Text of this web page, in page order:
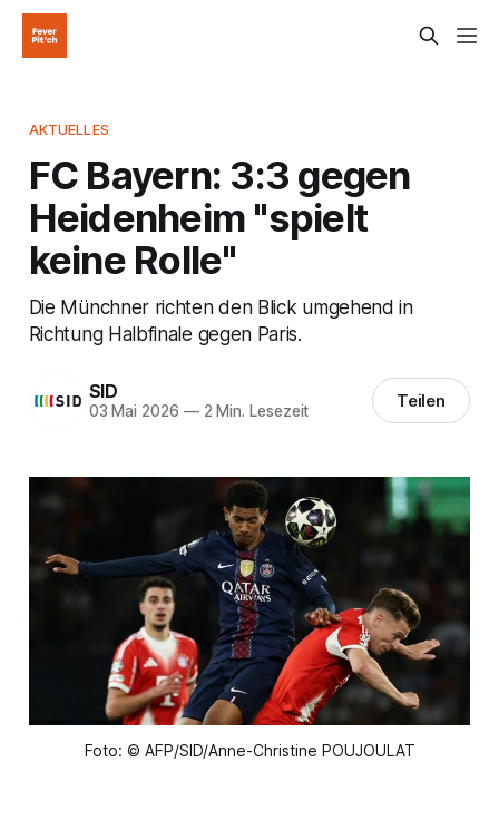
AKTUELLES
FC Bayern: 3:3 gegen
Heidenheim "spielt
keine Rolle"
Die Münchner richten den Blick umgehend in
Richtung Halbfinale gegen Paris.
SID
03 Mai 2026 —2 Min. Lesezeit Teilen
Foto: © AFP/SID/Anne-Christine POUJOULAT